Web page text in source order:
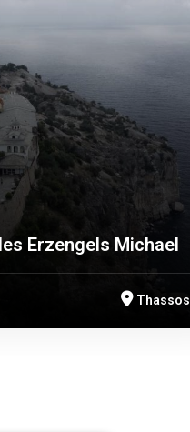
Erzengels Michael
Thassos